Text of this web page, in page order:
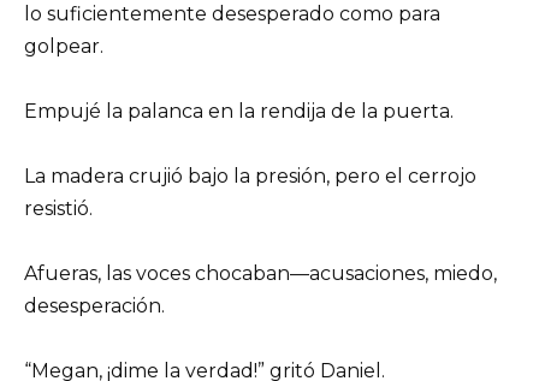
lo suficientemente desesperado como para
golpear.
Empujé la palanca en la rendija de la puerta.
La madera crujió bajo la presión, pero el cerrojo
resistió.
Afueras, las voces chocaban—acusaciones, miedo,
desesperación.
“Megan, ¡dime la verdad!” gritó Daniel.